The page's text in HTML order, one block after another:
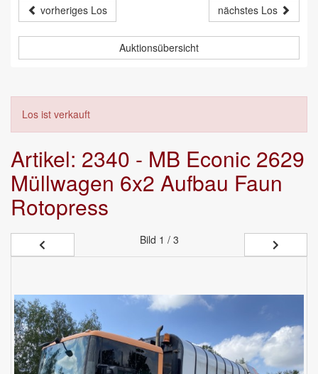
vorheriges Los
nächstes Los
Auktionsübersicht
Los ist verkauft
Artikel: 2340 - MB Econic 2629
Müllwagen 6x2 Aufbau Faun
Rotopress
Bild 1 / 3